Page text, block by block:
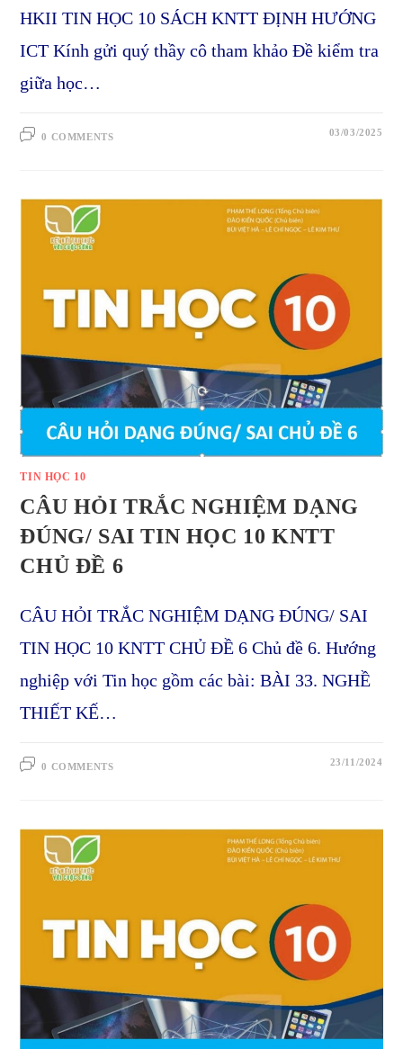
HKII TIN HỌC 10 SÁCH KNTT ĐỊNH HƯỚNG
ICT Kính gửi quý thầy cô tham khảo Đề kiểm tra
giữa học…
0 COMMENTS 03/03/2025
TIN HỌC 10
CÂU HỎI TRẮC NGHIỆM DẠNG
ĐÚNG/ SAI TIN HỌC 10 KNTT
CHỦ ĐỀ 6
CÂU HỎI TRẮC NGHIỆM DẠNG ĐÚNG/ SAI
TIN HỌC 10 KNTT CHỦ ĐỀ 6 Chủ đề 6. Hướng
nghiệp với Tin học gồm các bài: BÀI 33. NGHỀ
THIẾT KẾ…
0 COMMENTS 23/11/2024